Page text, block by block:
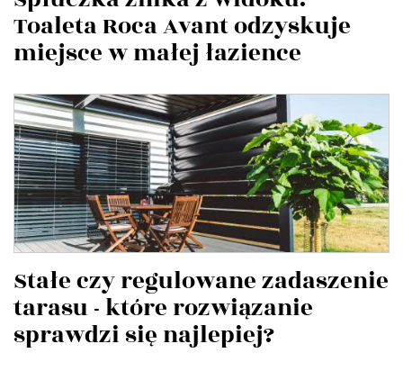
Toaleta Roca Avant odzyskuje
miejsce w małej łazience
Stałe czy regulowane zadaszenie
tarasu - które rozwiązanie
sprawdzi się najlepiej?